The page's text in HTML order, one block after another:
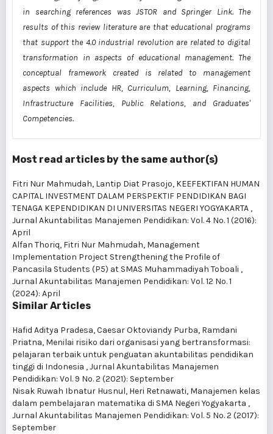
in searching references was JSTOR and Springer Link. The
results of this review literature are that educational programs
that support the 4.0 industrial revolution are related to digital
transformation in aspects of educational management. The
conceptual framework created is related to management
aspects which include HR, Curriculum, Learning, Financing,
Infrastructure Facilities, Public Relations, and Graduates'
Competencies.
Most read articles by the same author(s)
Fitri Nur Mahmudah, Lantip Diat Prasojo, KEEFEKTIFAN HUMAN
CAPITAL INVESTMENT DALAM PERSPEKTIF PENDIDIKAN BAGI
TENAGA KEPENDIDIKAN DI UNIVERSITAS NEGERI YOGYAKARTA ,
Jurnal Akuntabilitas Manajemen Pendidikan: Vol. 4 No. 1 (2016):
April
Alfan Thoriq, Fitri Nur Mahmudah, Management
Implementation Project Strengthening the Profile of
Pancasila Students (P5) at SMAS Muhammadiyah Toboali ,
Jurnal Akuntabilitas Manajemen Pendidikan: Vol. 12 No. 1
(2024): April
Similar Articles
Hafid Aditya Pradesa, Caesar Oktoviandy Purba, Ramdani
Priatna, Menilai risiko dari organisasi yang bertransformasi:
pelajaran terbaik untuk penguatan akuntabilitas pendidikan
tinggi di Indonesia ,Jurnal Akuntabilitas Manajemen
Pendidikan: Vol. 9 No. 2 (2021): September
Nisak Ruwah Ibnatur Husnul, Heri Retnawati, Manajemen kelas
dalam pembelajaran matematika di SMA Negeri Yogyakarta ,
Jurnal Akuntabilitas Manajemen Pendidikan: Vol. 5 No. 2 (2017):
September